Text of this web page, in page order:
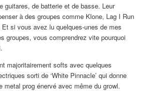
guitares, de batterie et de basse. Leur
à des groupes comme Klone, Lag I Run
si vous avez lu quelques-unes de mes
groupes, vous comprendrez vite pourquoi
majoritairement softs avec quelques
sorti de ‘White Pinnacle’ qui donne
metal prog énervé avec même du growl.